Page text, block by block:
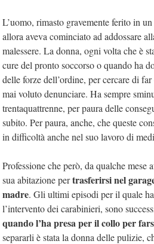
L’uomo, rimasto gravemente ferito in
allora aveva cominciato ad addossare
malessere. La donna, ogni volta che è
cure del pronto soccorso o quando ha
delle forze dell’ordine, per cercare di
mai voluto denunciare. Ha sempre
trentaquattrenne, per paura delle
subito. Per paura, anche, che queste
in difficoltà anche nel suo lavoro di
Professione che però, da qualche mese
sua abitazione pertrasferirsi nel
madre. Gli ultimi episodi per il quale
l’intervento dei carabinieri, sono
quando l’ha presa per il collo per
separarli è stata la donna delle pulizie,